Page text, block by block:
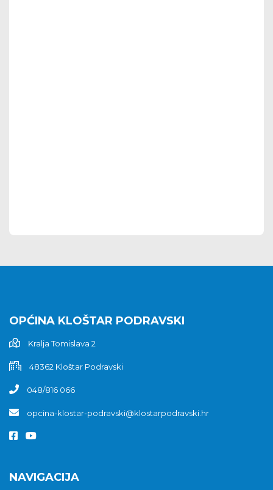
OPĆINA KLOŠTAR PODRAVSKI
Kralja Tomislava 2
48362 Kloštar Podravski
048/816 066
opcina-klostar-podravski@klostarpodravski.hr
NAVIGACIJA